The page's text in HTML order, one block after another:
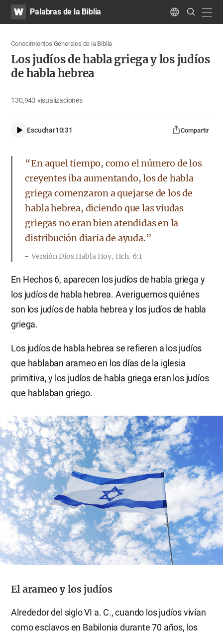
WATVPalabras de la Biblia Language
Search
Submit
Conocimientos Generales de la Biblia
Los judíos de habla griega y los judíos
de habla hebrea
130,943 visualizaciones
Escuchar10:31 Compartir
“En aquel tiempo, como el número de los
creyentes iba aumentando, los de habla
griega comenzaron a quejarse de los de
habla hebrea, diciendo que las viudas
griegas no eran bien atendidas en la
distribución diaria de ayuda.”
Versión Dios Habla Hoy, Hch. 6:1
En Hechos 6, aparecen los judíos de habla griega y
los judíos de habla hebrea. Averiguemos quiénes
son los judíos de habla hebrea y los judíos de habla
griega.
Los judíos de habla hebrea se refieren a los judíos
que hablaban arameo en los días de la iglesia
primitiva, y los judíos de habla griega eran los judíos
que hablaban griego.
El arameo y los judíos
Alrededor del siglo VI a. C., cuando los judíos vivían
como esclavos en Babilonia durante 70 años, los